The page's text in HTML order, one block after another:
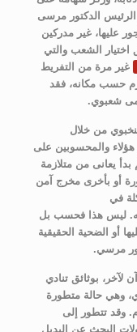
الدكتور مرسى
عليها، غير مدركين
اختيار الشعب والتي
غير مرة من التفريط
حسب مكانه، فقد
شعبوي.
من خلال
هؤلاء والمحسوبين على
يعانى من متلازمة
أو بأخرى مخرج آمن
في
ليس هذا فحسب بل
أو الضحية الحقيقية
مرسي.
لآخر، بوثائق تنادي
وهي حالة متطورة
وقد تتطور إلى
البحث عن البديل